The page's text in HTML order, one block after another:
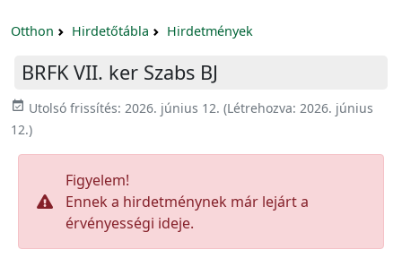
Otthon Hirdetőtábla Hirdetmények
BRFK VII. ker Szabs BJ
event_available Utolsó frissítés: 2026. június 12. (Létrehozva: 2026. június
12.)
Figyelem!
Ennek a hirdetménynek már lejárt a
érvényességi ideje.